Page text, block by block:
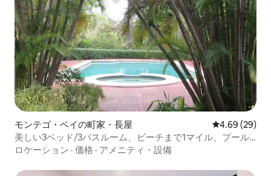
モンテゴ・ベイの町家・長屋 レビュー29
4.69 (29)
美しい3ベッド/3バスルーム、ビーチまで1マイル、プール
付き
ロケーション · 価格 · アメニティ・設備